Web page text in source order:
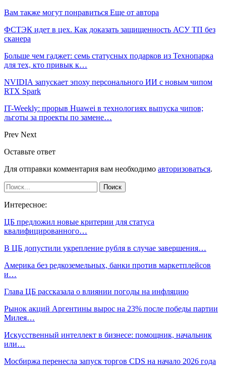
Вам также могут понравиться Еще от автора
ФСТЭК идет в цех. Как доказать защищенность АСУ ТП без
сканера
Больше чем гаджет: семь статусных подарков из Технопарка
для тех, кто привык к…
NVIDIA запускает эпоху персонального ИИ с новым чипом
RTX Spark
IT-Weekly: прорыв Huawei в технологиях выпуска чипов;
льготы за проекты по замене…
Prev Next
Оставьте ответ
Для отправки комментария вам необходимо авторизоваться.
Интересное:
ЦБ предложил новые критерии для статуса
квалифицированного…
В ЦБ допустили укрепление рубля в случае завершения…
Америка без редкоземельных, банки против маркетплейсов
и…
Глава ЦБ рассказала о влиянии погоды на инфляцию
Рынок акций Аргентины вырос на 23% после победы партии
Милея…
Искусственный интеллект в бизнесе: помощник, начальник
или…
Мосбиржа перенесла запуск торгов CDS на начало 2026 года